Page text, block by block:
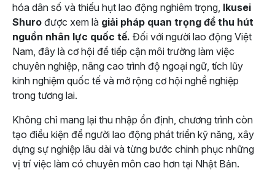
hóa dân số và thiếu hụt lao động nghiêm trọng, Ikusei
Shuro được xem là giải pháp quan trọng để thu hút
nguồn nhân lực quốc tế. Đối với người lao động Việt
Nam, đây là cơ hội để tiếp cận môi trường làm việc
chuyên nghiệp, nâng cao trình độ ngoại ngữ, tích lũy
kinh nghiệm quốc tế và mở rộng cơ hội nghề nghiệp
trong tương lai.
Không chỉ mang lại thu nhập ổn định, chương trình còn
tạo điều kiện để người lao động phát triển kỹ năng, xây
dựng sự nghiệp lâu dài và từng bước chinh phục những
vị trí việc làm có chuyên môn cao hơn tại Nhật Bản.